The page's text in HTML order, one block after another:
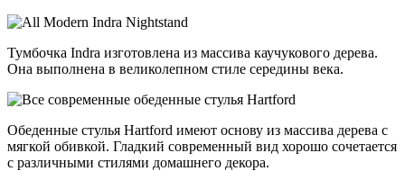
Тумбочка Indra изготовлена из массива каучукового дерева.
Она выполнена в великолепном стиле середины века.
Обеденные стулья Hartford имеют основу из массива дерева с
мягкой обивкой. Гладкий современный вид хорошо сочетается
с различными стилями домашнего декора.